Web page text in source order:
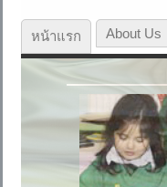
หน้าแรก About Us